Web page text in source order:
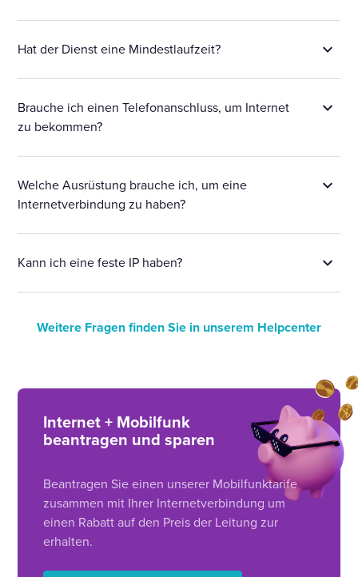
Hat der Dienst eine Mindestlaufzeit?
Brauche ich einen Telefonanschluss, um Internet
zu bekommen?
Welche Ausrüstung brauche ich, um eine
Internetverbindung zu haben?
Kann ich eine feste IP haben?
Weitere Fragen finden Sie in unserem Helpcenter
Internet + Mobilfunk
beantragen und sparen
Beantragen Sie einen unserer Mobilfunktarife
zusammen mit Ihrer Internetverbindung um
einen Rabatt auf den Preis der Leitung zur
erhalten.